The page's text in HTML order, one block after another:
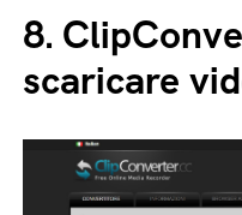
8.
scaricare